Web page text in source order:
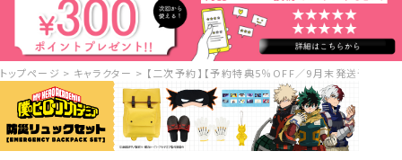
トップページ キャラクター 【二次予約】【予約特典5％OFF／9月末発送予定】